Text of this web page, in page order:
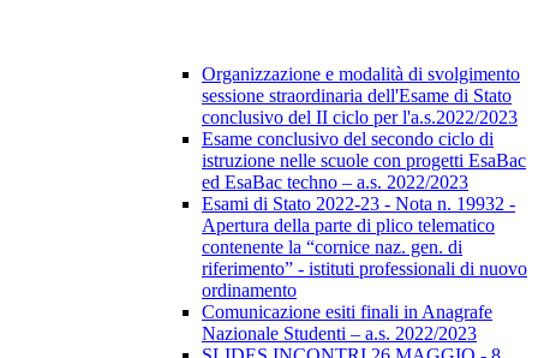
Organizzazione e modalità di svolgimento
sessione straordinaria dell'Esame di Stato
conclusivo del II ciclo per l'a.s.2022/2023
Esame conclusivo del secondo ciclo di
istruzione nelle scuole con progetti EsaBac
ed EsaBac techno – a.s. 2022/2023
Esami di Stato 2022-23 - Nota n. 19932 -
Apertura della parte di plico telematico
contenente la “cornice naz. gen. di
riferimento” - istituti professionali di nuovo
ordinamento
Comunicazione esiti finali in Anagrafe
Nazionale Studenti – a.s. 2022/2023